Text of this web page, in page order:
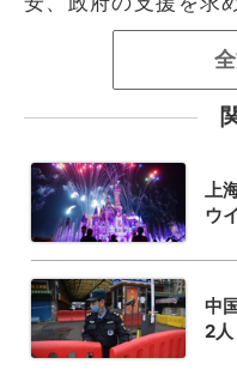
上
ウ
中
2